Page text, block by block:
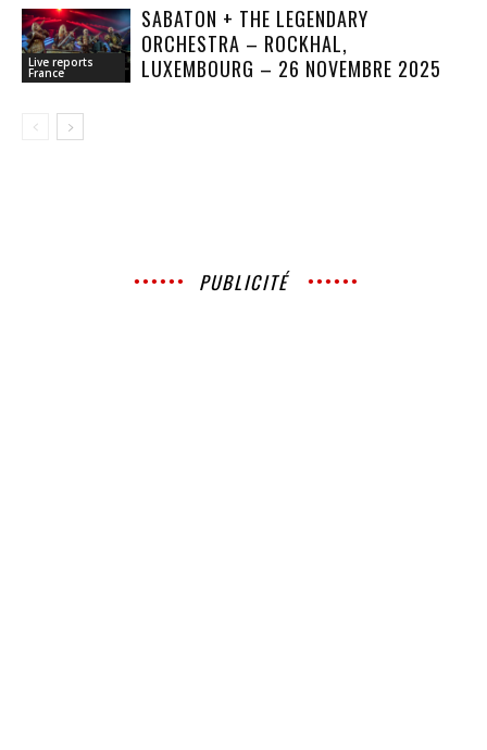
Live reports
France
SABATON + THE LEGENDARY
ORCHESTRA – ROCKHAL,
LUXEMBOURG – 26 NOVEMBRE 2025
PUBLICITÉ